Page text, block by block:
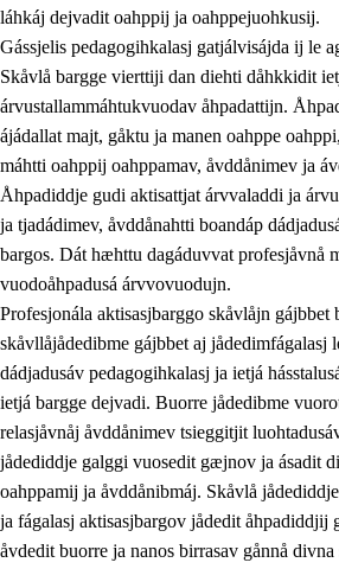
láhkáj dejvadit oahppij ja oahppejuohkusij.
Gássjelis pedagogihkalasj gatjálvisájda ij le
Skåvlå bargge vierttiji dan diehti dåhkkidit
árvustallammáhtukvuodav åhpadattijn.
ájádallat majt, gåktu ja manen oahppe
máhtti oahppij oahppamav, åvddånimev ja
Åhpadiddje gudi aktisattjat árvvaladdi ja
ja tjadádimev, åvddånahtti boandáp
bargos. Dát hæhttu dagáduvvat profesjåvnå
vuodoåhpadusá árvvovuodujn.
Profesjonála aktisasjbarggo skåvlåjn gájbbet
skåvllåjådedibme gájbbet aj jådedimfágalasj
dádjadusáv pedagogihkalasj ja ietjá
ietjá bargge dejvadi. Buorre jådedibme
relasjåvnåj åvddånimev tsieggitjit
jådediddje galggi vuosedit gæjnov ja ásadit
oahppamij ja åvddånibmáj. Skåvlå
ja fágalasj aktisasjbargov jådedit åhpadiddjij
åvdedit buorre ja nanos birrasav gånnå